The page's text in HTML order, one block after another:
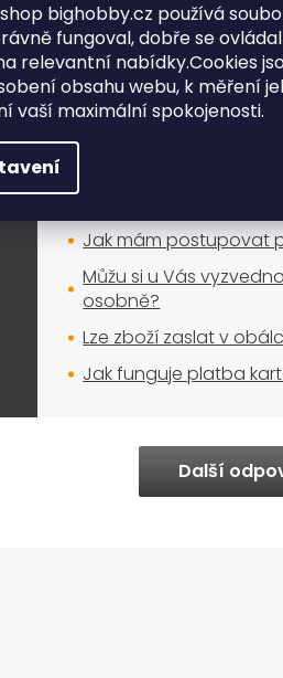
bighobby.cz používá
fungoval, dobře se
relevantní nabídky.Cookies
obsahu webu, k měření
vaší maximální spokojenosti.
které řešíte
Nakupujte
Jak mám postupovat
Můžu si u Vás
osobně?
Lze zboží zaslat v
Jak funguje platba
Další